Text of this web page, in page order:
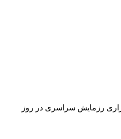
رزمایش سراسری در روز